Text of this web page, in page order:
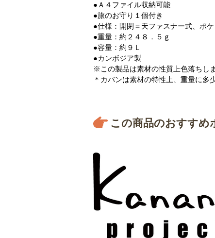
●Ａ４ファイル収納可能
●旅のお守り１個付き
●仕様：開閉＝天ファスナー式、ポ
●重量：約２４８．５ｇ
●容量：約９Ｌ
●カンボジア製
※この製品は素材の性質上色落ちし
＊カバンは素材の特性上、重量に多
この商品のおすすめ